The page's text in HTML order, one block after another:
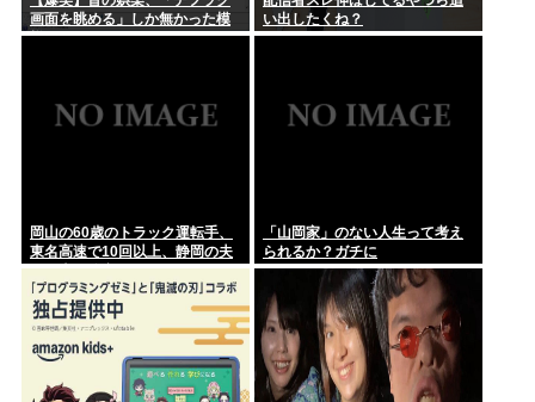
画面を眺める」しか無かった模
様www
い出したくね？
岡山の60歳のトラック運転手、
東名高速で10回以上、静岡の夫
婦の車に追突
「山岡家」のない人生って考え
られるか？ガチに